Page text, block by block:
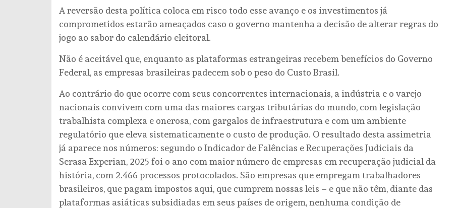
A reversão desta política coloca em risco todo esse avanço e os investimentos já
comprometidos estarão ameaçados caso o governo mantenha a decisão de alterar regras do
jogo ao sabor do calendário eleitoral.
Não é aceitável que, enquanto as plataformas estrangeiras recebem benefícios do Governo
Federal, as empresas brasileiras padecem sob o peso do Custo Brasil.
Ao contrário do que ocorre com seus concorrentes internacionais, a indústria e o varejo
nacionais convivem com uma das maiores cargas tributárias do mundo, com legislação
trabalhista complexa e onerosa, com gargalos de infraestrutura e com um ambiente
regulatório que eleva sistematicamente o custo de produção. O resultado desta assimetria
já aparece nos números: segundo o Indicador de Falências e Recuperações Judiciais da
Serasa Experian, 2025 foi o ano com maior número de empresas em recuperação judicial da
história, com 2.466 processos protocolados. São empresas que empregam trabalhadores
brasileiros, que pagam impostos aqui, que cumprem nossas leis – e que não têm, diante das
plataformas asiáticas subsidiadas em seus países de origem, nenhuma condição de